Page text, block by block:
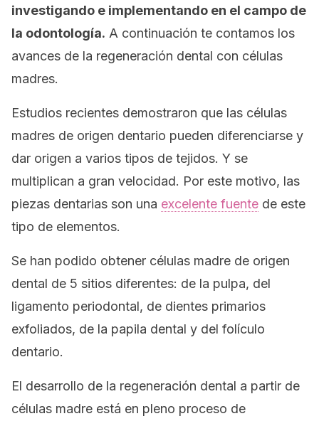
investigando e implementando en el campo de
la odontología. A continuación te contamos los
avances de la regeneración dental con células
madres.
Estudios recientes demostraron que las células
madres de origen dentario pueden diferenciarse y
dar origen a varios tipos de tejidos. Y se
multiplican a gran velocidad. Por este motivo, las
piezas dentarias son una excelente fuente de este
tipo de elementos.
Se han podido obtener células madre de origen
dental de 5 sitios diferentes: de la pulpa, del
ligamento periodontal, de dientes primarios
exfoliados, de la papila dental y del folículo
dentario.
El desarrollo de la regeneración dental a partir de
células madre está en pleno proceso de